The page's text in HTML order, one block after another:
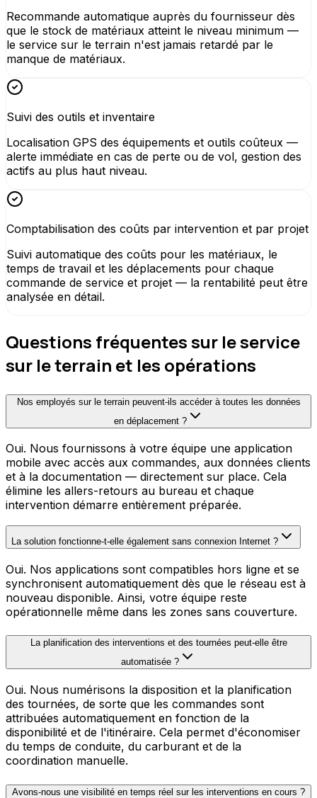
Recommande automatique auprès du fournisseur dès
que le stock de matériaux atteint le niveau minimum —
le service sur le terrain n'est jamais retardé par le
manque de matériaux.
Suivi des outils et inventaire
Localisation GPS des équipements et outils coûteux —
alerte immédiate en cas de perte ou de vol, gestion des
actifs au plus haut niveau.
Comptabilisation des coûts par intervention et par projet
Suivi automatique des coûts pour les matériaux, le
temps de travail et les déplacements pour chaque
commande de service et projet — la rentabilité peut être
analysée en détail.
Questions fréquentes sur le service
sur le terrain et les opérations
Nos employés sur le terrain peuvent-ils accéder à toutes les données
en déplacement ?
Oui. Nous fournissons à votre équipe une application
mobile avec accès aux commandes, aux données clients
et à la documentation — directement sur place. Cela
élimine les allers-retours au bureau et chaque
intervention démarre entièrement préparée.
La solution fonctionne-t-elle également sans connexion Internet ?
Oui. Nos applications sont compatibles hors ligne et se
synchronisent automatiquement dès que le réseau est à
nouveau disponible. Ainsi, votre équipe reste
opérationnelle même dans les zones sans couverture.
La planification des interventions et des tournées peut-elle être
automatisée ?
Oui. Nous numérisons la disposition et la planification
des tournées, de sorte que les commandes sont
attribuées automatiquement en fonction de la
disponibilité et de l'itinéraire. Cela permet d'économiser
du temps de conduite, du carburant et de la
coordination manuelle.
Avons-nous une visibilité en temps réel sur les interventions en cours ?